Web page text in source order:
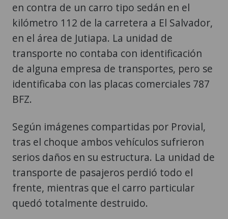
en contra de un carro tipo sedán en el
kilómetro 112 de la carretera a El Salvador,
en el área de Jutiapa. La unidad de
transporte no contaba con identificación
de alguna empresa de transportes, pero se
identificaba con las placas comerciales 787
BFZ.
Según imágenes compartidas por Provial,
tras el choque ambos vehículos sufrieron
serios daños en su estructura. La unidad de
transporte de pasajeros perdió todo el
frente, mientras que el carro particular
quedó totalmente destruido.